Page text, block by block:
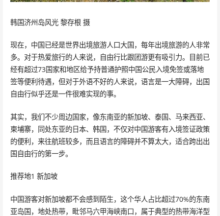
韩国济州岛风光 黎存根 摄
现在，中国已经是世界出境旅游人口大国，每年出境旅游的人非常
多。对于热爱旅行的人来说，自由行比跟团游更有吸引力。目前已
经有超过73国家和地区给予持普通护照中国公民入境免签或落地
签等便利待遇，但对于外语不好的人来说，语言是一大障碍，出国
自由行似乎还是一件很难实现的事。
其实，我们不少周边国家，像东南亚的新加坡、泰国、马来西亚、
柬埔寨，同处东亚的日本、韩国，不仅对中国游客有入境签证政策
的便利，来往航班较多，而且语言的障碍并不算太大，适合跨出出
国自由行的第一步。
推荐地1 新加坡
中国游客对新加坡都不会感到陌生，这个华人占比超过70%的东南
亚岛国，地处热带，毗邻马六甲海峡南口，属于典型的热带海洋型